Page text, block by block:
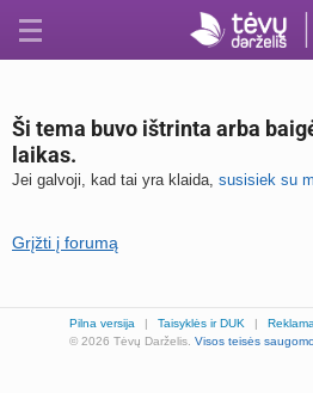
Ši tema buvo ištrinta arba
laikas.
Jei galvoji, kad tai yra klaida, susisiek su
Grįžti į forumą
Pilna versija | Taisyklės ir DUK | Reklama
© 2026 Tėvų Darželis. Visos teisės